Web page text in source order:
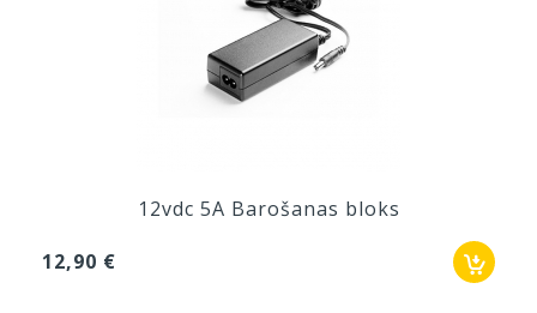
12vdc 5A Barošanas bloks
12,90 €